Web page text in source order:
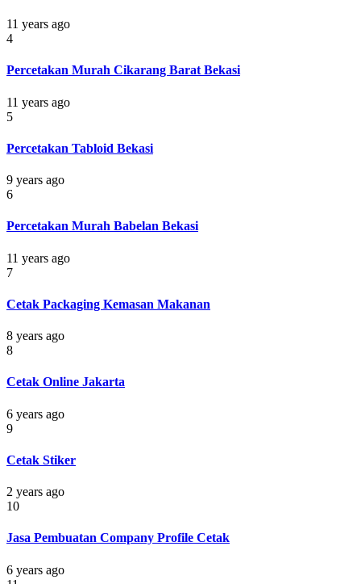
11 years ago
4
Percetakan Murah Cikarang Barat Bekasi
11 years ago
5
Percetakan Tabloid Bekasi
9 years ago
6
Percetakan Murah Babelan Bekasi
11 years ago
7
Cetak Packaging Kemasan Makanan
8 years ago
8
Cetak Online Jakarta
6 years ago
9
Cetak Stiker
2 years ago
10
Jasa Pembuatan Company Profile Cetak
6 years ago